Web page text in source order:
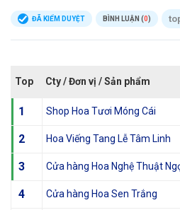
ĐÃ KIỂM DUYỆT BÌNH LUẬN (0)
Top Cty / Đơn vị / Sản phẩm
1 Shop Hoa Tươi Móng Cái
2 Hoa Viếng Tang Lễ Tâm Linh
3 Cửa hàng Hoa Nghệ Thuật
4 Cửa hàng Hoa Sen Trắng